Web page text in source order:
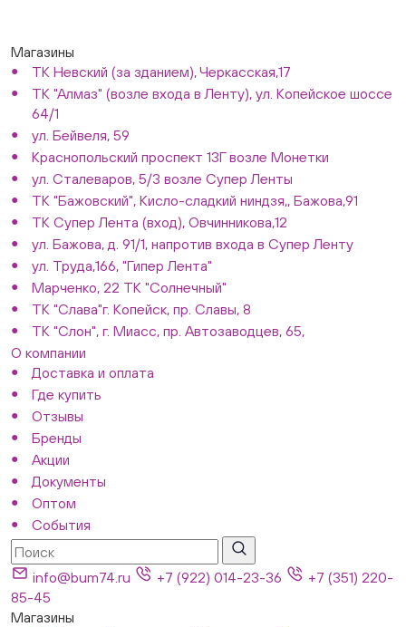
Магазины
ТК Невский (за зданием), Черкасская,17
ТК "Алмаз" (возле входа в Ленту), ул. Копейское шоссе
64/1
ул. Бейвеля, 59
Краснопольский проспект 13Г возле Монетки
ул. Сталеваров, 5/3 возле Супер Ленты
ТК "Бажовский", Кисло-сладкий ниндзя,, Бажова,91
ТК Супер Лента (вход), Овчинникова,12
ул. Бажова, д. 91/1, напротив входа в Супер Ленту
ул. Труда,166, "Гипер Лента"
Марченко, 22 ТК "Солнечный"
ТК "Слава"г. Копейск, пр. Славы, 8
ТК "Слон", г. Миасс, пр. Автозаводцев, 65,
О компании
Доставка и оплата
Где купить
Отзывы
Бренды
Акции
Документы
Оптом
События
info@bum74.ru +7 (922) 014-23-36
+7 (351) 220-
85-45
Магазины